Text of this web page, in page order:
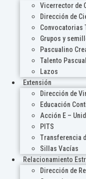
Vicerrector de
Dirección de
Convocatorias
Grupos y
Pascualino
Talento
Lazos
Extensión
Dirección de
Educación
Acción E –
PITS
Transferencia
Sillas Vacías
Relacionamiento
Dirección de